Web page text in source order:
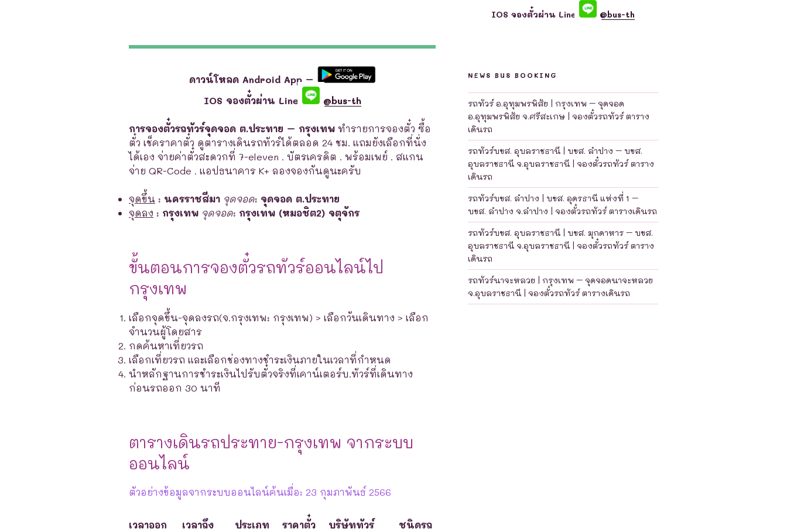
ดาวน์โหลด Android App –
IOS จองตั๋วผ่าน Line
@bus-th
การจองตั๋วรถทัวร์จุดจอด ต.ประทาย – กรุงเทพ ทำรายการจองตั๋ว ซื้อ
ตั๋ว เช็คราคาตั๋ว ดูตารางเดินรถทัวร์ได้ตลอด 24 ชม. แถมยังเลือกที่นั่ง
ได้เอง จ่ายค่าตั๋วสะดวกที่ 7-eleven . บัตรเครดิต . พร้อมเพย์ . สแกน
จ่าย QR-Code . แอปธนาคาร K+ ลองจองกันดูนะครับ
จุดขึ้น : นครราชสีมา จุดจอด: จุดจอด ต.ประทาย
จุดลง : กรุงเทพ จุดจอด: กรุงเทพ (หมอชิต2) จตุจักร
ขั้นตอนการจองตั๋วรถทัวร์ออนไลน์ไป
กรุงเทพ
เลือกจุดขึ้น-จุดลงรถ(จ.กรุงเทพ: กรุงเทพ) > เลือกวันเดินทาง > เลือก
จำนวนผู้โดยสาร
กดค้นหาเที่ยวรถ
เลือกเที่ยวรถ และเลือกช่องทางชำระเงินภายในเวลาที่กำหนด
นำหลักฐานการชำระเงินไปรับตั๋วจริงที่เคาน์เตอร์บ.ทัวร์ที่เดินทาง
ก่อนรถออก 30 นาที
ตารางเดินรถประทาย-กรุงเทพ จากระบบ
ออนไลน์
ตัวอย่างข้อมูลจากระบบออนไลน์ค้นเมื่อ: 23 กุมภาพันธ์ 2566
เวลาออก เวลาถึง ประเภท ราคาตั๋ว บริษัททัวร์ ชนิดรถ
IOS จองตั๋วผ่าน Line
@bus-th
NEWS BUS BOOKING
รถทัวร์ อ.อุทุมพรพิสัย | กรุงเทพ – จุดจอด
อ.อุทุมพรพิสัย จ.ศรีสะเกษ | จองตั๋วรถทัวร์ ตาราง
เดินรถ
รถทัวร์บขส. อุบลราชธานี | บขส. ลำปาง – บขส.
อุบลราชธานี จ.อุบลราชธานี | จองตั๋วรถทัวร์ ตาราง
เดินรถ
รถทัวร์บขส. ลำปาง | บขส. อุดรธานี แห่งที่ 1 –
บขส. ลำปาง จ.ลำปาง | จองตั๋วรถทัวร์ ตารางเดินรถ
รถทัวร์บขส. อุบลราชธานี | บขส. มุกดาหาร – บขส.
อุบลราชธานี จ.อุบลราชธานี | จองตั๋วรถทัวร์ ตาราง
เดินรถ
รถทัวร์นาจะหลวย | กรุงเทพ – จุดจอดนาจะหลวย
จ.อุบลราชธานี | จองตั๋วรถทัวร์ ตารางเดินรถ